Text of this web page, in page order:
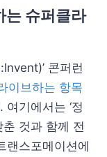
는 슈퍼클라
콘퍼런
이브하는 항목
여기에서는 ‘정
것과 함께 전
랜스포메이션에